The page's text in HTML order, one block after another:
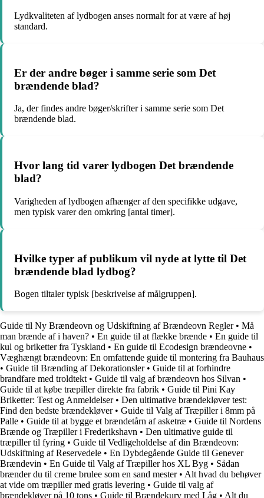
Lydkvaliteten af lydbogen anses normalt for at være af høj
standard.
Er der andre bøger i samme serie som Det
brændende blad?
Ja, der findes andre bøger/skrifter i samme serie som Det
brændende blad.
Hvor lang tid varer lydbogen Det brændende
blad?
Varigheden af lydbogen afhænger af den specifikke udgave,
men typisk varer den omkring [antal timer].
Hvilke typer af publikum vil nyde at lytte til Det
brændende blad lydbog?
Bogen tiltaler typisk [beskrivelse af målgruppen].
Guide til Ny Brændeovn og Udskiftning af Brændeovn Regler• Må
man brænde af i haven? • En guide til at flække brænde • En guide til
kul og briketter fra Tyskland • En guide til Ecodesign brændeovne •
Væghængt brændeovn: En omfattende guide til montering fra Bauhaus
• Guide til Brænding af Dekorationsler• Guide til at forhindre
brandfare med troldtekt • Guide til valg af brændeovn hos Silvan •
Guide til at købe træpiller direkte fra fabrik • Guide til Pini Kay
Briketter: Test og Anmeldelser• Den ultimative brændekløver test:
Find den bedste brændekløver• Guide til Valg af Træpiller i 8mm på
Palle • Guide til at bygge et brændetårn af asketræ • Guide til Nordens
Brænde og Træpiller i Frederikshavn • Den ultimative guide til
træpiller til fyring • Guide til Vedligeholdelse af din Brændeovn:
Udskiftning af Reservedele • En Dybdegående Guide til Genever
Brændevin • En Guide til Valg af Træpiller hos XL Byg • Sådan
brænder du til creme brulee som en sand mester • Alt hvad du behøver
at vide om træpiller med gratis levering • Guide til valg af
brændekløver på 10 tons • Guide til Brændekurv med Låg • Alt du